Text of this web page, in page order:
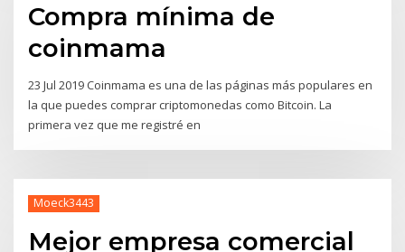
Compra mínima de
coinmama
23 Jul 2019 Coinmama es una de las páginas más populares en
la que puedes comprar criptomonedas como Bitcoin. La
primera vez que me registré en
Moeck3443
Mejor empresa comercial